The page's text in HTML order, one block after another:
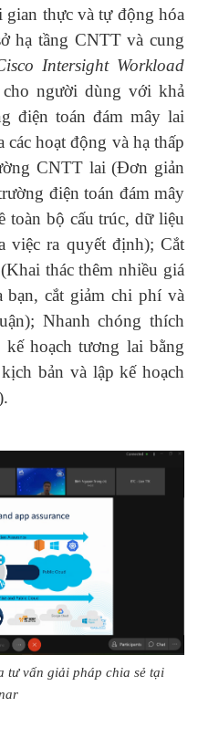
thực và tự động hóa
hạ tầng CNTT và cung
Intersight Workload
người dùng với khả
điện toán đám mây lai
hoạt động và hạ thấp
CNTT lai (Đơn giản
điện toán đám mây
toàn bộ cấu trúc, dữ liệu
việc ra quyết định); Cắt
thác thêm nhiều giá
cắt giảm chi phí và
Nhanh chóng thích
hoạch tương lai bằng
bản và lập kế hoạch
tư vấn giải pháp chia sẻ tại